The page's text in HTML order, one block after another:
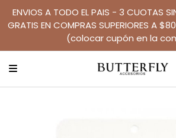
ENVIOS A TODO EL PAIS - 3 CUOTAS
GRATIS EN COMPRAS SUPERIORES A
(colocar cupón en la